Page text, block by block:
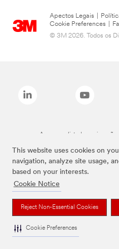
This website uses cookies on
navigation, analyze site usage,
based on your interests.
Cookie Notice
Reject Non-Essential Cookies
Cookie Preferences
Apectos Legais
Cookie Preferences
© 3M 2026. Todos os
As marcas listadas a cima